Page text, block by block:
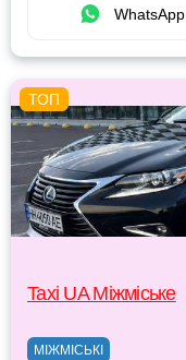
WhatsApp
Taxi UA Міжміське
МІЖМІСЬКІ